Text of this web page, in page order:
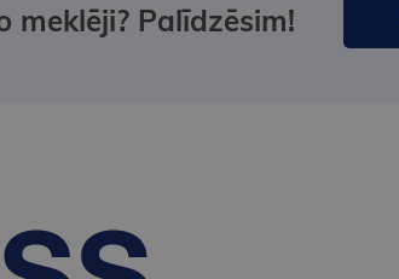
meklēji? Palīdzēsim!